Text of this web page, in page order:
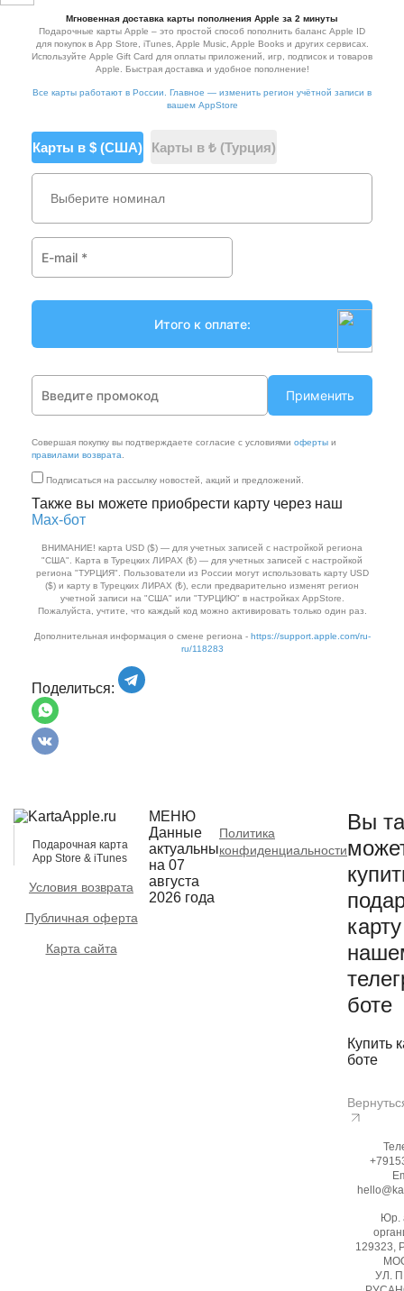
Мгновенная доставка карты пополнения Apple за 2 минуты
Подарочные карты Apple – это простой способ пополнить баланс Apple ID
для покупок в App Store, iTunes, Apple Music, Apple Books и других сервисах.
Используйте Apple Gift Card для оплаты приложений, игр, подписок и товаров
Apple. Быстрая доставка и удобное пополнение!
Все карты работают в России. Главное — изменить регион учётной записи в
вашем AppStore
Карты в $ (США) Карты в ₺ (Турция)
Выберите номинал
Применить
Совершая покупку вы подтверждаете согласие с условиями оферты и
правилами возврата.
Подписаться на рассылку новостей, акций и предложений.
Также вы можете приобрести карту через наш
Max‑бот
ВНИМАНИЕ! карта USD ($) — для учетных записей с настройкой региона
"США". Карта в Турецких ЛИРАХ (₺) — для учетных записей с настройкой
региона "ТУРЦИЯ". Пользователи из России могут использовать карту USD
($) и карту в Турецких ЛИРАХ (₺), если предварительно изменят регион
учетной записи на "США" или "ТУРЦИЮ" в настройках AppStore.
Пожалуйста, учтите, что каждый код можно активировать только один раз.
Дополнительная информация о смене региона - https://support.apple.com/ru-
ru/118283
Поделиться:
Подарочная карта
App Store & iTunes
Условия возврата
Публичная оферта
Карта сайта
МЕНЮ
Данные
актуальны
на 07
августа
2026 года
Политика
конфиденциальности
Вы
боте
Купить
боте
Юр.
129323,
УЛ.